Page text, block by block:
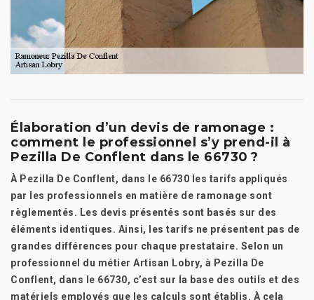
Élaboration d’un devis de ramonage :
comment le professionnel s’y prend-il à
Pezilla De Conflent dans le 66730 ?
À Pezilla De Conflent, dans le 66730 les tarifs appliqués
par les professionnels en matière de ramonage sont
règlementés. Les devis présentés sont basés sur des
éléments identiques. Ainsi, les tarifs ne présentent pas de
grandes différences pour chaque prestataire. Selon un
professionnel du métier Artisan Lobry, à Pezilla De
Conflent, dans le 66730, c’est sur la base des outils et des
matériels employés que les calculs sont établis. À cela